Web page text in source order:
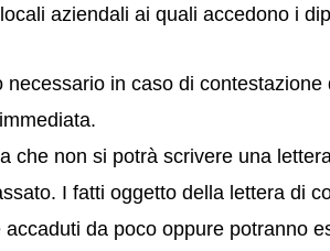
aziendali ai quali accedono i
necessario in caso di
che non si potrà scrivere una
I fatti oggetto della lettera di
da poco oppure potranno